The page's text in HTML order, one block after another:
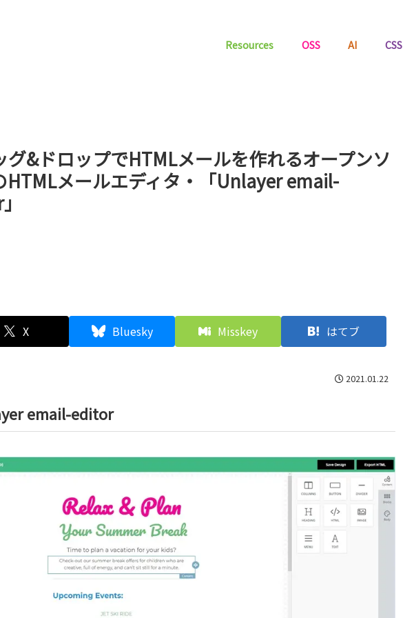
Resources OSS AI CSS
グ&ドロップでHTMLメールを作れるオープンソ
HTMLメールエディタ・「Unlayer email-
X Bluesky Misskey はてブ
2021.01.22
email-editor